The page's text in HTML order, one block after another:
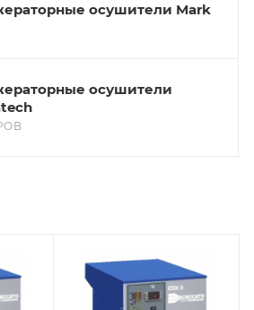
осушители Mark
осушители